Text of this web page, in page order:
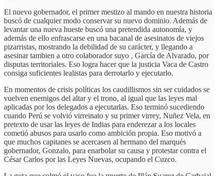
El nuevo gobernador, el primer mestizo al mando en nuestra historia
buscó de cualquier modo conservar su nuevo dominio. Además de
levantar una nueva hueste buscó una pretendida autonomía, y
además de ello enfrascarse en una bacanal de asesinatos de viejos
pizarristas, mostrando la debilidad de su carácter, y llegando a
asesinar tambien a otro colaborador suyo , García de Alvarado, por
disputas territoriales. Eso logra hacer que la justicia Vaca de Castro
consiga suficientes lealistas para derrotarlo y ejecutarlo.
En momentos de crisis políticas los caudillismos sin ser cuidados se
vuelven enemigos del altar y el trono, al igual que las leyes mal
aplicadas por los delegados a ejecutarlas. Eso terminó sucediendo
cuando Perú se volvió virreinato y su primer virrey, Nuñez Vela, en
pretexto de usar las leyes de Indias para enderezar a los locales
cometió abusos para usarlo como ambición propia. Eso motivó a
que muchos capitanes se acercasen al hermano del marqués
gobernador, Gonzalo, para enarbolar su causa y protestar contra el
César Carlos por las Leyes Nuevas, ocupando el Cuzco.